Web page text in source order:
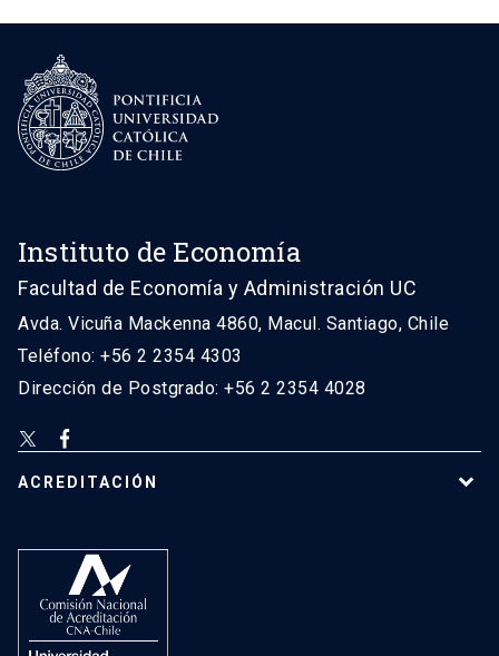
Instituto de Economía
Facultad de Economía y Administración UC
Avda. Vicuña Mackenna 4860, Macul. Santiago, Chile
Teléfono: +56 2 2354 4303
Dirección de Postgrado: +56 2 2354 4028
ACREDITACIÓN